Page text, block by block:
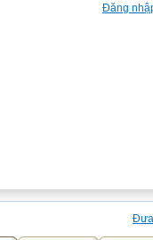
Đăng